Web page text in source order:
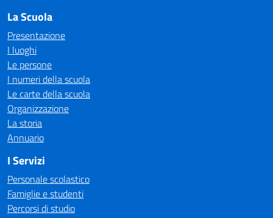
La Scuola
Presentazione
I luoghi
Le persone
I numeri della scuola
Le carte della scuola
Organizzazione
La storia
Annuario
I Servizi
Personale scolastico
Famiglie e studenti
Percorsi di studio